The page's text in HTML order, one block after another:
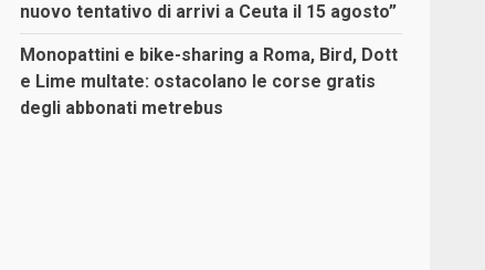
nuovo tentativo di arrivi a Ceuta il 15 agosto”
Monopattini e bike-sharing a Roma, Bird, Dott
e Lime multate: ostacolano le corse gratis
degli abbonati metrebus